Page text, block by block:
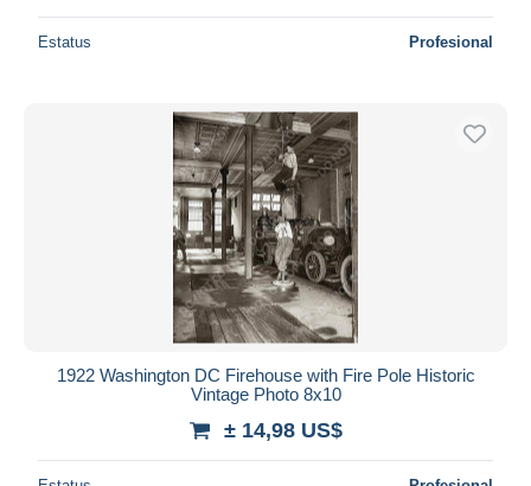
Estatus Profesional
1922 Washington DC Firehouse with Fire Pole Historic
Vintage Photo 8x10
± 14,98 US$